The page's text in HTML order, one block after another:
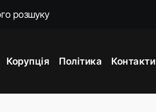
проти РФ
із главою МЗС Азербайджану
Корупція Політика Контакти